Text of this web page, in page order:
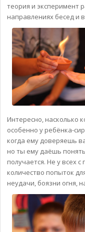
теория и эксперимент
направлениях бесед и
Интересно, насколько
особенно у ребёнка-
когда ему доверяешь
но ты ему даёшь
получается. Не у всех
количество попыток
неудачи, боязни огня,